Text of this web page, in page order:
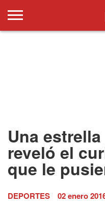
Una
reveló el
que le
DEPORTES 02 enero